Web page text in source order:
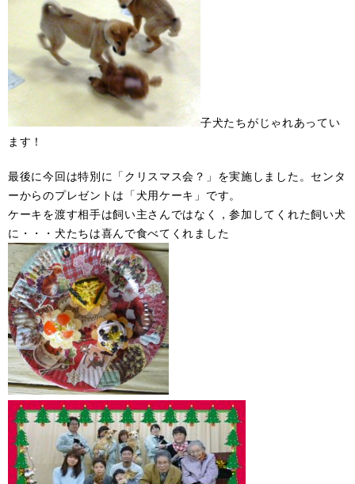
子犬たちがじゃれあってい
ます！
最後に今回は特別に「クリスマス会？」を実施しました。センタ
ーからのプレゼントは「犬用ケーキ」です。
ケーキを渡す相手は飼い主さんではなく，参加してくれた飼い犬
に・・・犬たちは喜んで食べてくれました